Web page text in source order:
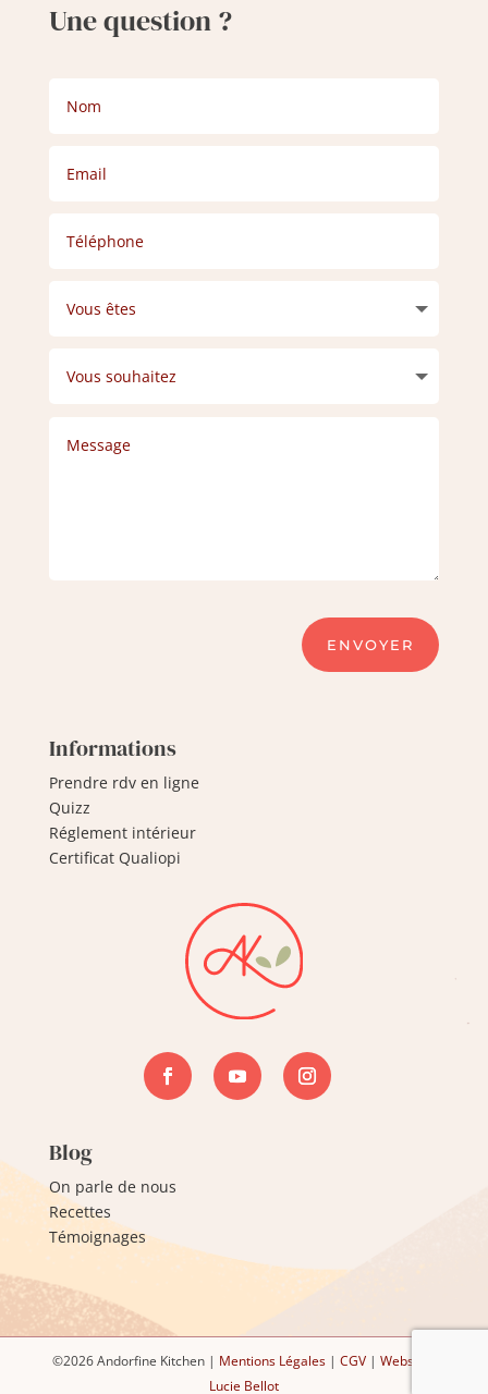
Une question ?
ENVOYER
Informations
Prendre rdv en ligne
Quizz
Réglement intérieur
Certificat Qualiopi
Blog
On parle de nous
Recettes
Témoignages
©2026 Andorfine Kitchen | Mentions Légales| CGV | Website :
Lucie Bellot